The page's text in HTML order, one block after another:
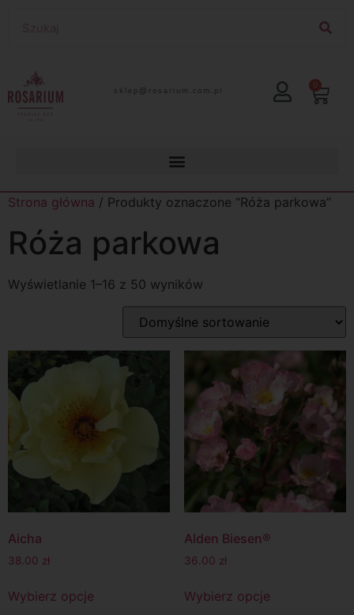
lp.moc.muirasor@pelks 0
Strona główna / Produkty oznaczone “Róża parkowa”
Róża parkowa
Wyświetlanie 1–16 z 50 wyników
Aicha
38.00 zł
Wybierz opcje
Alden Biesen®
36.00 zł
Wybierz opcje